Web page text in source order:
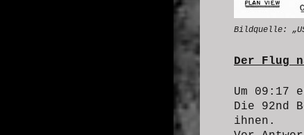
Bildquelle:
Der Flug
Um 09:17
Die 92nd
ihnen.